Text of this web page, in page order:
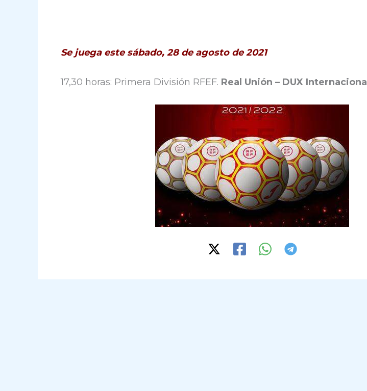
Se juega este sábado, 28 de agosto de 2021
17,30 horas: Primera División RFEF. Real Unión – DUX Internacional